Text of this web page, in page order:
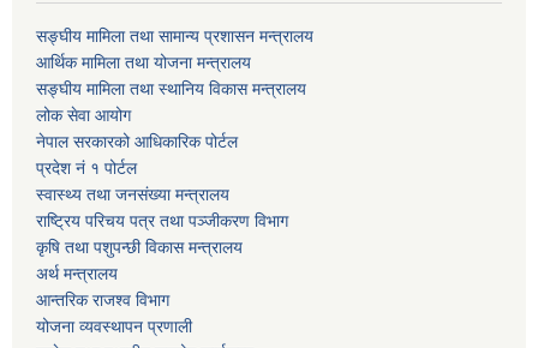
सङ्घीय मामिला तथा सामान्य प्रशासन मन्त्रालय
आर्थिक मामिला तथा योजना मन्त्रालय
सङ्घीय मामिला तथा स्थानिय विकास मन्त्रालय
लोक सेवा आयोग
नेपाल सरकारको आधिकारिक पोर्टल
प्रदेश नं १ पोर्टल
स्वास्थ्य तथा जनसंख्या मन्त्रालय
राष्ट्रिय परिचय पत्र तथा पञ्जीकरण विभाग
कृषि तथा पशुपन्छी विकास मन्त्रालय
अर्थ मन्त्रालय
आन्तरिक राजश्व विभाग
योजना व्यवस्थापन प्रणाली